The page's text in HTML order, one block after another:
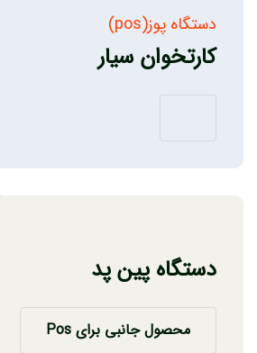
دستگاه پوز(pos)
کارتخوان سیار
دستگاه پین پد
محصول جانبی برای Pos